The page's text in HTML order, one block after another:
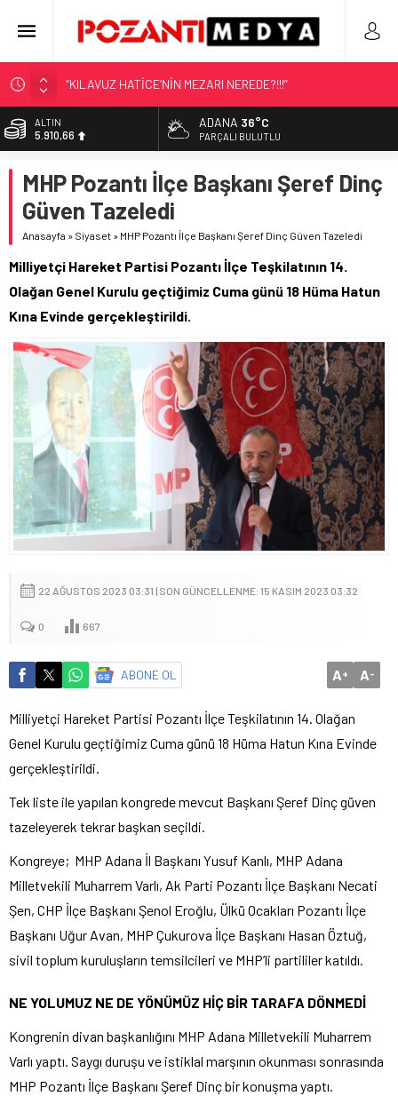
“KILAVUZ HATİCE’NİN MEZARI NEREDE?!!!”
Adana’nın Gizli Cenneti Pozantı Akçatekir Yaylası
Yılmaz Soğutma’dan Buzdolabı Uyarısı
Ajans
Harun YÜCEL Yazdı: İLBER ORTAYLI
ALTIN
5.910,66
11.456,34
DOLAR
42,6961
50,2615
ADANA 36°C
PARÇALI BULUTLU
MHP Pozantı İlçe Başkanı Şeref Dinç
Güven Tazeledi
Anasayfa » Siyaset » MHP Pozantı İlçe Başkanı Şeref Dinç Güven Tazeledi
Milliyetçi Hareket Partisi Pozantı İlçe Teşkilatının 14.
Olağan Genel Kurulu geçtiğimiz Cuma günü 18 Hüma Hatun
Kına Evinde gerçekleştirildi.
22 AĞUSTOS 2023 03:31 | SON GÜNCELLENME: 15 KASIM 2023 03:32
0 667
ABONE OL A+ A-
Milliyetçi Hareket Partisi Pozantı İlçe Teşkilatının 14. Olağan
Genel Kurulu geçtiğimiz Cuma günü 18 Hüma Hatun Kına Evinde
gerçekleştirildi.
Tek liste ile yapılan kongrede mevcut Başkanı Şeref Dinç güven
tazeleyerek tekrar başkan seçildi.
Kongreye; MHP Adana İl Başkanı Yusuf Kanlı, MHP Adana
Milletvekili Muharrem Varlı, Ak Parti Pozantı İlçe Başkanı Necati
Şen, CHP İlçe Başkanı Şenol Eroğlu, Ülkü Ocakları Pozantı İlçe
Başkanı Uğur Avan, MHP Çukurova İlçe Başkanı Hasan Öztuğ,
sivil toplum kuruluşların temsilcileri ve MHP’li partililer katıldı.
NE YOLUMUZ NE DE YÖNÜMÜZ HİÇ BİR TARAFA DÖNMEDİ
Kongrenin divan başkanlığını MHP Adana Milletvekili Muharrem
Varlı yaptı. Saygı duruşu ve istiklal marşının okunması sonrasında
MHP Pozantı İlçe Başkanı Şeref Dinç bir konuşma yaptı.